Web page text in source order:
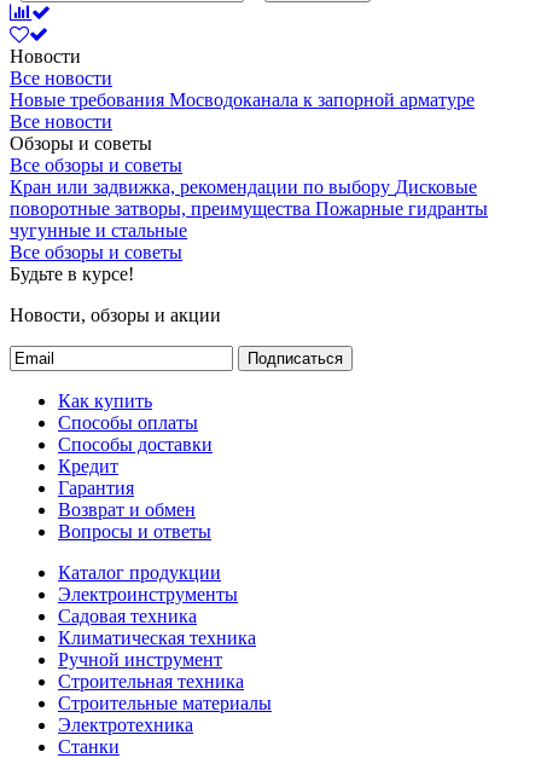
Указывает модель как в паспорте
производителя либо типовая фигура
Рабочая среда
Рабочая среда
Указывает рабочую среду на которой
может быть установлен кран и при этом
будет обеспечена работоспособность и
долговечность крана
смесь, пар
Резьба
Уплотнения шара
Уплотнения штока
Уплотнения штока
Материал уплотнений штока клапана
Страна происхождения
Температура рабочей среды
Область применения
Комплект поставки
Новости
Все новости
Новые требования Мосводоканала к запорной арматуре
Все новости
Обзоры и советы
Все обзоры и советы
Кран или задвижка, рекомендации по выбору Дисковые
поворотные затворы, преимущества Пожарные гидранты
чугунные и стальные
Все обзоры и советы
Будьте в курсе!
Новости, обзоры и акции
Подписаться
Как купить
Способы оплаты
Способы доставки
Кредит
Гарантия
Возврат и обмен
Вопросы и ответы
Каталог продукции
Электроинструменты
Садовая техника
Климатическая техника
Ручной инструмент
Строительная техника
Строительные материалы
Электротехника
Станки